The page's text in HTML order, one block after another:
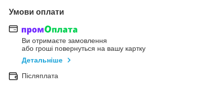
Умови оплати
Ви отримаєте замовлення
або гроші повернуться на вашу картку
Детальніше
Післяплата